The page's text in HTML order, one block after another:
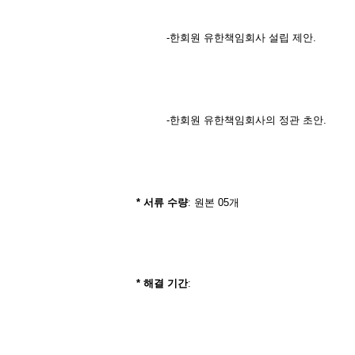
-한회원 유한책임회사 설립 제안.
-한회원 유한책임회사의 정관 초안.
* 서류 수량: 원본 05개
* 해결 기간: